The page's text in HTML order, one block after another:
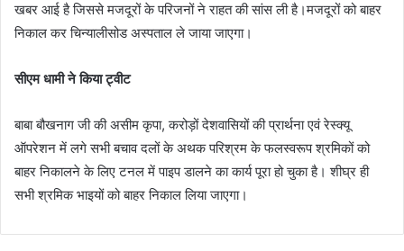
खबर आई है जिससे मजदूरों के परिजनों ने राहत की सांस ली है।मजदूरों को बाहर
निकाल कर चिन्यालीसोड अस्पताल ले जाया जाएगा।
सीएम धामी ने किया ट्वीट
बाबा बौखनाग जी की असीम कृपा, करोड़ों देशवासियों की प्रार्थना एवं रेस्क्यू
ऑपरेशन में लगे सभी बचाव दलों के अथक परिश्रम के फलस्वरूप श्रमिकों को
बाहर निकालने के लिए टनल में पाइप डालने का कार्य पूरा हो चुका है। शीघ्र ही
सभी श्रमिक भाइयों को बाहर निकाल लिया जाएगा।